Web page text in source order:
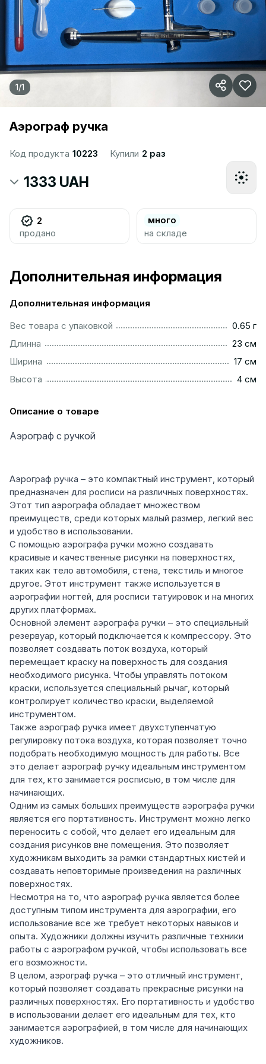
1/1
Аэрограф ручка
Код продукта 10223 Купили 2 раз
1333 UAH
2
продано
много
на складе
Дополнительная информация
Дополнительная информация
Вес товара с упаковкой
0.65 г
Длинна
23 см
Ширина
17 см
Высота
4 см
Описание о товаре
Аэрограф с ручкой
Аэрограф ручка – это компактный инструмент, который
предназначен для росписи на различных поверхностях.
Этот тип аэрографа обладает множеством
преимуществ, среди которых малый размер, легкий вес
и удобство в использовании.
С помощью аэрографа ручки можно создавать
красивые и качественные рисунки на поверхностях,
таких как тело автомобиля, стена, текстиль и многое
другое. Этот инструмент также используется в
аэрографии ногтей, для росписи татуировок и на многих
других платформах.
Основной элемент аэрографа ручки – это специальный
резервуар, который подключается к компрессору. Это
позволяет создавать поток воздуха, который
перемещает краску на поверхность для создания
необходимого рисунка. Чтобы управлять потоком
краски, используется специальный рычаг, который
контролирует количество краски, выделяемой
инструментом.
Также аэрограф ручка имеет двухступенчатую
регулировку потока воздуха, которая позволяет точно
подобрать необходимую мощность для работы. Все
это делает аэрограф ручку идеальным инструментом
для тех, кто занимается росписью, в том числе для
начинающих.
Одним из самых больших преимуществ аэрографа ручки
является его портативность. Инструмент можно легко
переносить с собой, что делает его идеальным для
создания рисунков вне помещения. Это позволяет
художникам выходить за рамки стандартных кистей и
создавать неповторимые произведения на различных
поверхностях.
Несмотря на то, что аэрограф ручка является более
доступным типом инструмента для аэрографии, его
использование все же требует некоторых навыков и
опыта. Художники должны изучить различные техники
работы с аэрографом ручкой, чтобы использовать все
его возможности.
В целом, аэрограф ручка – это отличный инструмент,
который позволяет создавать прекрасные рисунки на
различных поверхностях. Его портативность и удобство
в использовании делает его идеальным для тех, кто
занимается аэрографией, в том числе для начинающих
художников.